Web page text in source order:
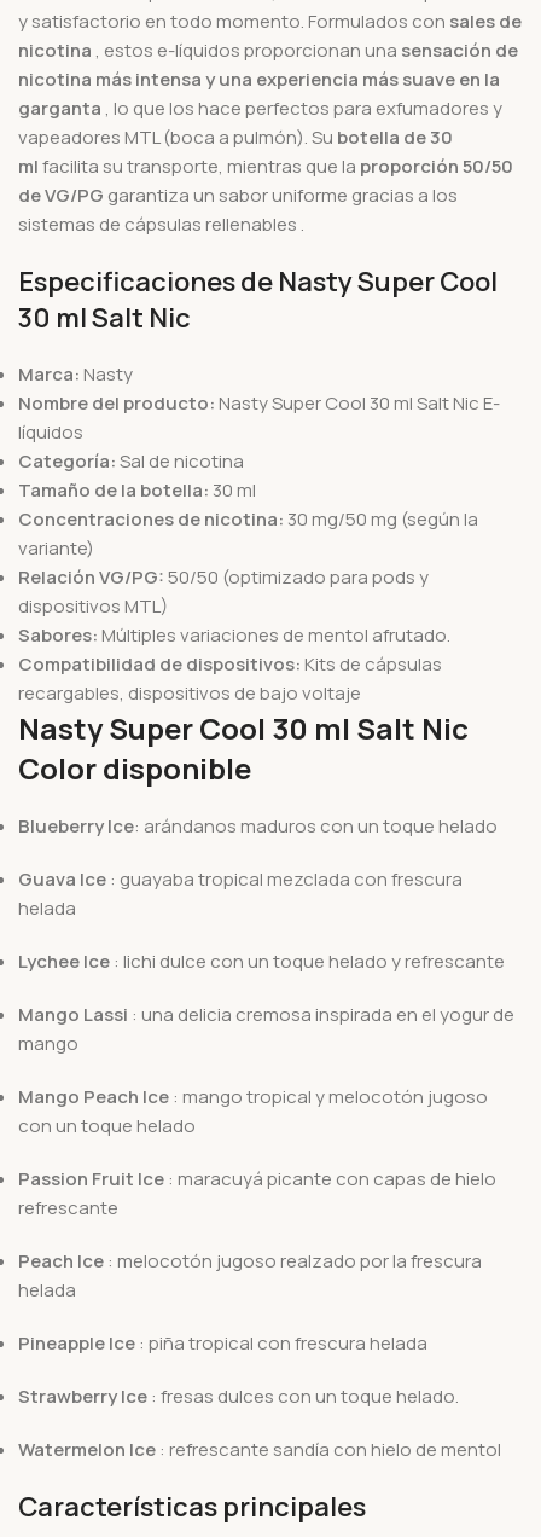
y satisfactorio en todo momento. Formulados con sales de
nicotina , estos e-líquidos proporcionan una sensación de
nicotina más intensa y una experiencia más suave en la
garganta , lo que los hace perfectos para exfumadores y
vapeadores MTL (boca a pulmón). Su botella de 30
mlfacilita su transporte, mientras que la proporción 50/50
de VG/PG garantiza un sabor uniforme gracias a los
sistemas de cápsulas rellenables .
Especificaciones de Nasty Super Cool
30 ml Salt Nic
Marca: Nasty
Nombre del producto: Nasty Super Cool 30 ml Salt Nic E-
líquidos
Categoría:Sal de nicotina
Tamaño de la botella: 30 ml
Concentraciones de nicotina: 30 mg/50 mg (según la
variante)
Relación VG/PG:50/50 (optimizado para pods y
dispositivos MTL)
Sabores: Múltiples variaciones de mentol afrutado.
Compatibilidad de dispositivos: Kits de cápsulas
recargables, dispositivos de bajo voltaje
Nasty Super Cool 30 ml Salt Nic
Color disponible
Blueberry Ice: arándanos maduros con un toque helado
Guava Ice : guayaba tropical mezclada con frescura
helada
Lychee Ice : lichi dulce con un toque helado y refrescante
Mango Lassi : una delicia cremosa inspirada en el yogur de
mango
Mango Peach Ice : mango tropical y melocotón jugoso
con un toque helado
Passion Fruit Ice : maracuyá picante con capas de hielo
refrescante
Peach Ice : melocotón jugoso realzado por la frescura
helada
Pineapple Ice : piña tropical con frescura helada
Strawberry Ice : fresas dulces con un toque helado.
Watermelon Ice : refrescante sandía con hielo de mentol
Características principales